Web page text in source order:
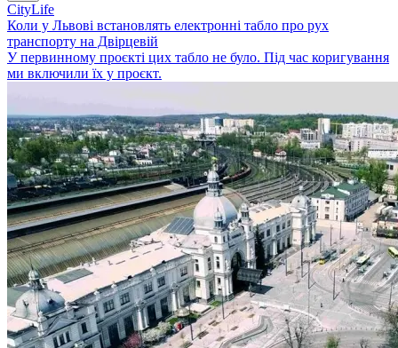
CityLife
Коли у Львові встановлять електронні табло про рух
транспорту на Двірцевій
У первинному проєкті цих табло не було. Під час коригування
ми включили їх у проєкт.